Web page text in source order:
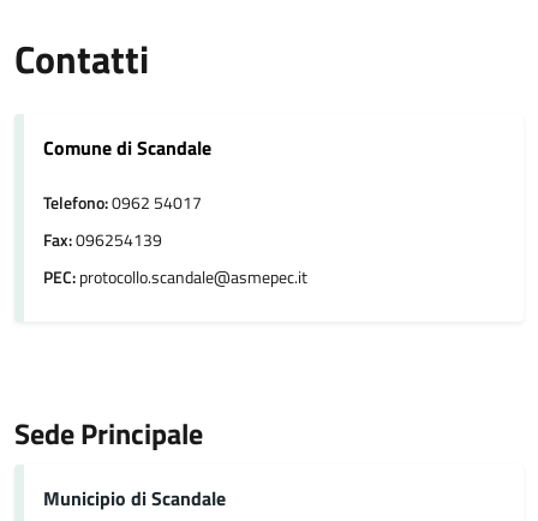
Contatti
Comune di Scandale
Telefono:0962 54017
Fax:096254139
PEC:protocollo.scandale@asmepec.it
Sede Principale
Municipio di Scandale